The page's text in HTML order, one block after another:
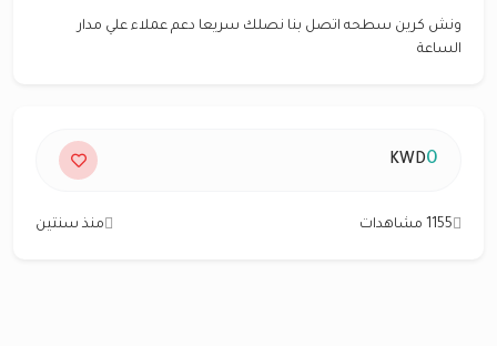
ونش كرين سطحه اتصل بنا نصلك سريعا دعم عملاء علي مدار
الساعة
0
KWD
1155 مشاهدات منذ سنتين